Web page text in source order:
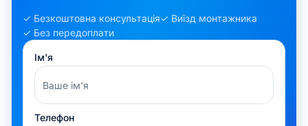
✓ Безкоштовна консультація✓ Виїзд монтажника
✓ Без передоплати
Ім'я
Телефон